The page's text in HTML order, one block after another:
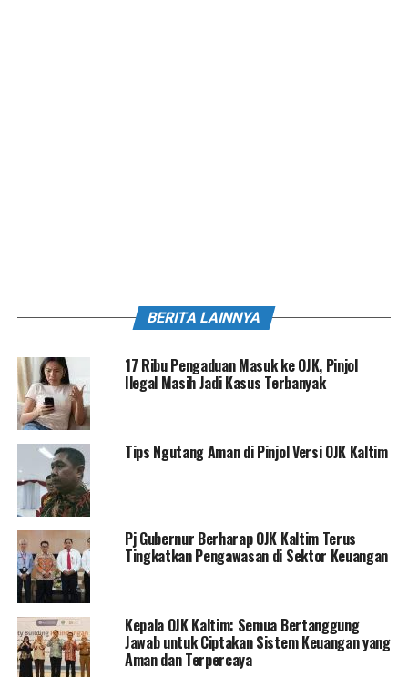
BERITA LAINNYA
17 Ribu Pengaduan Masuk ke OJK, Pinjol
Ilegal Masih Jadi Kasus Terbanyak
Tips Ngutang Aman di Pinjol Versi OJK Kaltim
Pj Gubernur Berharap OJK Kaltim Terus
Tingkatkan Pengawasan di Sektor Keuangan
Kepala OJK Kaltim: Semua Bertanggung
Jawab untuk Ciptakan Sistem Keuangan yang
Aman dan Terpercaya